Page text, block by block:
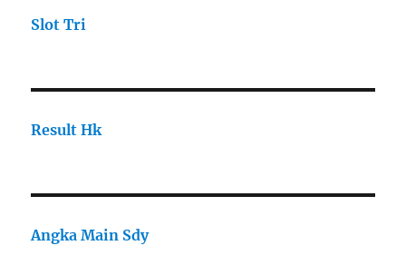
Slot Tri
Result Hk
Angka Main Sdy